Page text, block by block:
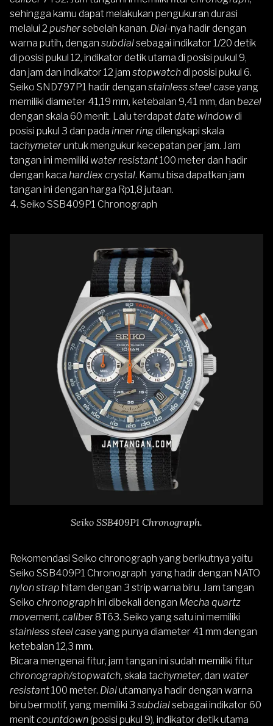
sehingga kamu dapat melakukan pengukuran durasi
melalui 2 pushersebelah kanan. Dial-nya hadir dengan
warna putih, dengan subdialsebagai indikator 1/20 detik
di posisi pukul 12, indikator detik utama di posisi pukul 9,
dan jam dan indikator 12 jam stopwatchdi posisi pukul 6.
Seiko SND797P1 hadir dengan stainless steel caseyang
memiliki diameter 41,19 mm, ketebalan 9,41 mm, dan bezel
dengan skala 60 menit. Lalu terdapatdate windowdi
posisi pukul 3 dan pada inner ringdilengkapi skala
tachymeteruntuk mengukur kecepatan per jam. Jam
tangan ini memiliki water resistant100 meter dan hadir
dengan kaca hardlex crystal. Kamu bisa dapatkan jam
tangan ini dengan harga Rp1,8 jutaan.
4. Seiko SSB409P1 Chronograph
Seiko SSB409P1 Chronograph.
Rekomendasi Seiko chronograph yang berikutnya yaitu
Seiko SSB409P1 Chronograph yang hadir dengan NATO
nylon strap hitam dengan 3 strip warna biru. Jam tangan
Seiko chronographini dibekali dengan Mecha quartz
movement, caliber8T63. Seiko yang satu ini memiliki
stainless steel caseyang punya diameter 41 mm dengan
ketebalan 12,3 mm.
Bicara mengenai fitur, jam tangan ini sudah memiliki fitur
chronograph/stopwatch, skala tachymeter, dan water
resistant100 meter. Dialutamanya hadir dengan warna
biru bermotif, yang memiliki 3 subdialsebagai indikator 60
menitcountdown(posisi pukul 9), indikator detik utama